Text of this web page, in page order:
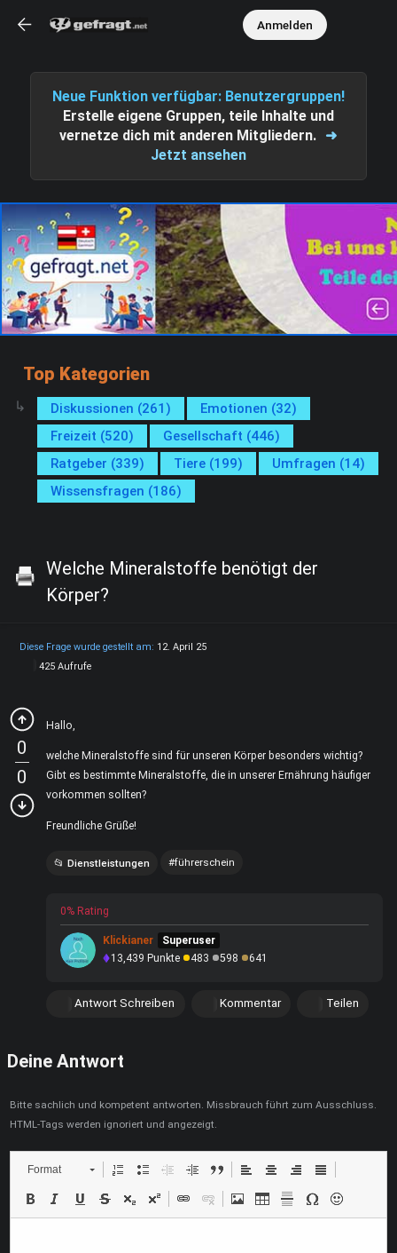
Neue Funktion verfügbar: Benutzergruppen!
Erstelle eigene Gruppen, teile Inhalte und
vernetze dich mit anderen Mitgliedern. ➜
Jetzt ansehen
Anmelden
Top Kategorien
Diskussionen (261)
Emotionen (32)
Freizeit (520)
Gesellschaft (446)
Ratgeber (339)
Tiere (199)
Umfragen (14)
Wissensfragen (186)
Welche Mineralstoffe benötigt der
Körper?
Diese Frage wurde gestellt am: 12. April 25
425 Aufrufe
0
0
Hallo,
welche Mineralstoffe sind für unseren Körper besonders wichtig?
Gibt es bestimmte Mineralstoffe, die in unserer Ernährung häufiger
vorkommen sollten?
Freundliche Grüße!
Dienstleistungen führerschein
0% Rating
Klickianer
Superuser
13,439 Punkte 483 598 641
Antwort Schreiben Kommentar Teilen
Deine Antwort
Bitte sachlich und kompetent antworten. Missbrauch führt zum Ausschluss.
HTML-Tags werden ignoriert und angezeigt.
Format